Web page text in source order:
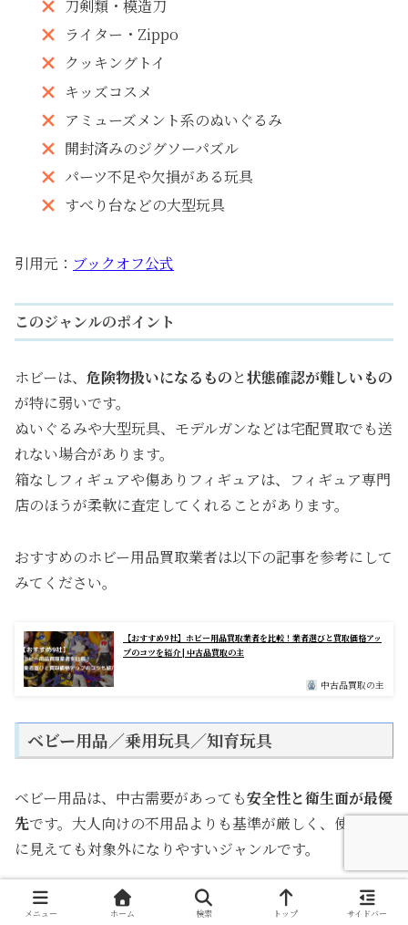
刀剣類・模造刀
ライター・Zippo
クッキングトイ
キッズコスメ
アミューズメント系のぬいぐるみ
開封済みのジグソーパズル
パーツ不足や欠損がある玩具
すべり台などの大型玩具
引用元： ブックオフ公式
このジャンルのポイント
ホビーは、 危険物扱いになるものと状態確認が難しいもの
が特に弱いです。
ぬいぐるみや大型玩具、モデルガンなどは宅配買取でも送
れない場合があります。
箱なしフィギュアや傷ありフィギュアは、フィギュア専門
店のほうが柔軟に査定してくれることがあります。
おすすめのホビー用品買取業者は以下の記事を参考にして
みてください。
【おすすめ9社】ホビー用品買取業者を比較！業者選びと買取価格アッ
プのコツを紹介 | 中古品買取の主
中古品買取の主
ベビー用品／乗用玩具／知育玩具
ベビー用品は、中古需要があっても安全性と衛生面が最優
先です。大人向けの不用品よりも基準が厳しく、使えそう
に見えても対象外になりやすいジャンルです。
ベビー用品で特に注意したい買取不可品
メニュー ホーム 検索 トップ サイドバー